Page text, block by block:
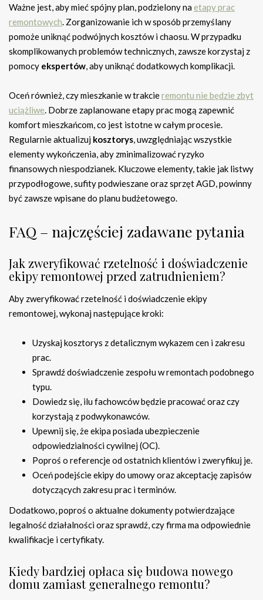
Ważne jest, aby mieć spójny plan, podzielony naetapy prac
remontowych . Zorganizowanie ich w sposób przemyślany
pomoże uniknąć podwójnych kosztów i chaosu. W przypadku
skomplikowanych problemów technicznych, zawsze korzystaj z
pomocy ekspertów , aby uniknąć dodatkowych komplikacji.
Oceń również, czy mieszkanie w trakcieremontu nie będzie zbyt
uciążliwe . Dobrze zaplanowane etapy prac mogą zapewnić
komfort mieszkańcom, co jest istotne w całym procesie.
Regularnie aktualizuj kosztorys , uwzględniając wszystkie
elementy wykończenia, aby zminimalizować ryzyko
finansowych niespodzianek. Kluczowe elementy, takie jak listwy
przypodłogowe, sufity podwieszane oraz sprzęt AGD, powinny
być zawsze wpisane do planu budżetowego.
FAQ – najczęściej zadawane pytania
Jak zweryfikować rzetelność i doświadczenie
ekipy remontowej przed zatrudnieniem?
Aby zweryfikować rzetelność i doświadczenie ekipy
remontowej, wykonaj następujące kroki:
Uzyskaj kosztorys z detalicznym wykazem cen i zakresu
prac.
Sprawdź doświadczenie zespołu w remontach podobnego
typu.
Dowiedz się, ilu fachowców będzie pracować oraz czy
korzystają z podwykonawców.
Upewnij się, że ekipa posiada ubezpieczenie
odpowiedzialności cywilnej (OC).
Poproś o referencje od ostatnich klientów i zweryfikuj je.
Oceń podejście ekipy do umowy oraz akceptację zapisów
dotyczących zakresu prac i terminów.
Dodatkowo, poproś o aktualne dokumenty potwierdzające
legalność działalności oraz sprawdź, czy firma ma odpowiednie
kwalifikacje i certyfikaty.
Kiedy bardziej opłaca się budowa nowego
domu zamiast generalnego remontu?